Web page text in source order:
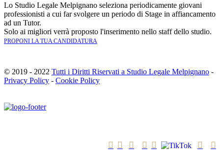
Lo Studio Legale Melpignano seleziona periodicamente giovani
professionisti a cui far svolgere un periodo di Stage in affiancamento
ad un Tutor.
Solo ai migliori verrà proposto l'inserimento nello staff dello studio.
PROPONI LA TUA CANDIDATURA
© 2019 - 2022 Tutti i Diritti Riservati a Studio Legale Melpignano -
Privacy Policy - Cookie Policy
      